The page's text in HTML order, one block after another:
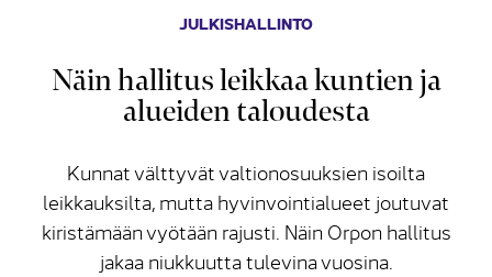
JULKISHALLINTO
Näin hallitus leikkaa kuntien ja
alueiden taloudesta
Kunnat välttyvät valtionosuuksien isoilta
leikkauksilta, mutta hyvinvointialueet joutuvat
kiristämään vyötään rajusti. Näin Orpon hallitus
jakaa niukkuutta tulevina vuosina.